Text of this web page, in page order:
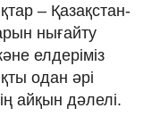
– Қазақстан-
нығайту
елдеріміз
одан әрі
айқын дәлелі.